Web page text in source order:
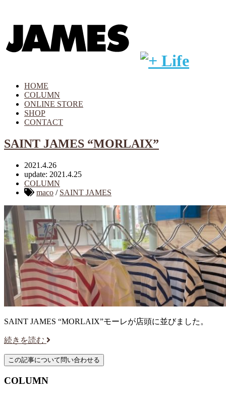
HOME
COLUMN
ONLINE STORE
SHOP
CONTACT
SAINT JAMES “MORLAIX”
2021.4.26
update: 2021.4.25
COLUMN
maco / SAINT JAMES
SAINT JAMES “MORLAIX”モーレが店頭に並びました。
続きを読む
COLUMN